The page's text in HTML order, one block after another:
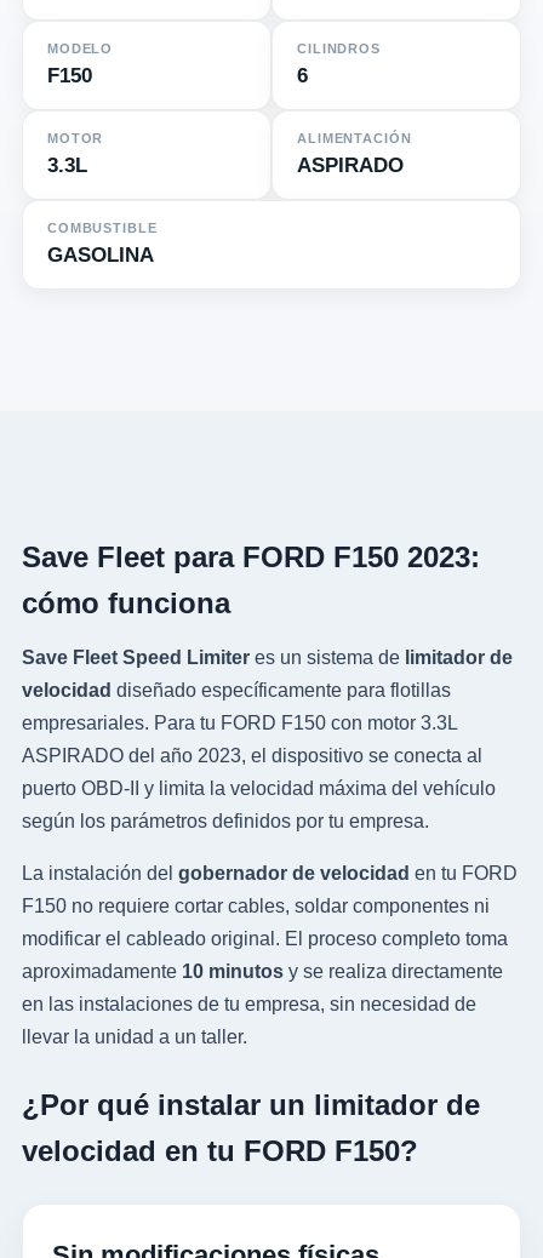
MODELO
F150
CILINDROS
6
MOTOR
3.3L
ALIMENTACIÓN
ASPIRADO
COMBUSTIBLE
GASOLINA
Save Fleet para FORD F150 2023:
cómo funciona
Save Fleet Speed Limiteres un sistema de limitador de
velocidad diseñado específicamente para flotillas
empresariales. Para tu FORD F150 con motor 3.3L
ASPIRADO del año 2023, el dispositivo se conecta al
puerto OBD-II y limita la velocidad máxima del vehículo
según los parámetros definidos por tu empresa.
La instalación del gobernador de velocidad en tu FORD
F150 no requiere cortar cables, soldar componentes ni
modificar el cableado original. El proceso completo toma
aproximadamente 10 minutosy se realiza directamente
en las instalaciones de tu empresa, sin necesidad de
llevar la unidad a un taller.
¿Por qué instalar un limitador de
velocidad en tu FORD F150?